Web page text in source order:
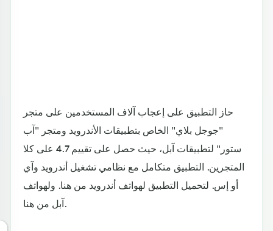
حاز التطبيق على إعجاب آلاف المستخدمين على متجر
"جوجل بلاي" الخاص بتطبيقات الأندرويد ومتجر "آب
ستور" لتطبيقات آبل، حيث حصل على تقييم 4.7 على كلا
المتجرين. التطبيق متكامل مع نظامي تشغيل أندرويد وآي
أو إس. لتحميل التطبيق لهواتف أندرويد من هنا. ولهواتف
آبل من هنا.